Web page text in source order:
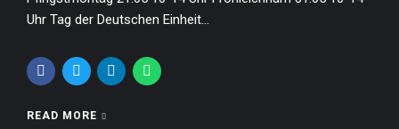
Uhr Tag der Deutschen Einheit...
READ MORE